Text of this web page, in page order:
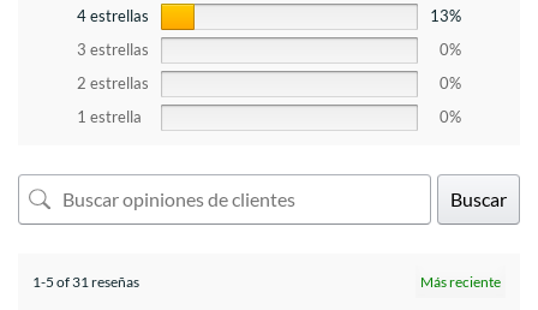
4 estrellas
13%
3 estrellas
0%
2 estrellas
0%
1 estrella
0%
Buscar
1-5 of 31 reseñas